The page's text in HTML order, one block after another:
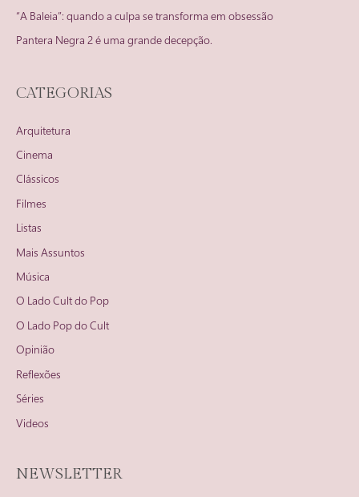
“A Baleia”: quando a culpa se transforma em obsessão
Pantera Negra 2 é uma grande decepção.
CATEGORIAS
Arquitetura
Cinema
Clássicos
Filmes
Listas
Mais Assuntos
Música
O Lado Cult do Pop
O Lado Pop do Cult
Opinião
Reflexões
Séries
Videos
NEWSLETTER